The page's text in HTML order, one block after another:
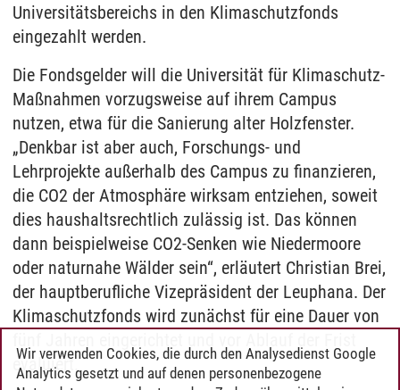
Universitätsbereichs in den Klimaschutzfonds
eingezahlt werden.
Die Fondsgelder will die Universität für Klimaschutz-
Maßnahmen vorzugsweise auf ihrem Campus
nutzen, etwa für die Sanierung alter Holzfenster.
„Denkbar ist aber auch, Forschungs- und
Lehrprojekte außerhalb des Campus zu finanzieren,
die CO2 der Atmosphäre wirksam entziehen, soweit
dies haushaltsrechtlich zulässig ist. Das können
dann beispielweise CO2-Senken wie Niedermoore
oder naturnahe Wälder sein“, erläutert Christian Brei,
der hauptberufliche Vizepräsident der Leuphana. Der
Klimaschutzfonds wird zunächst für eine Dauer von
evaluiert.
Wir verwenden Cookies, die durch den Analysedienst Google
Analytics gesetzt und auf denen personenbezogene